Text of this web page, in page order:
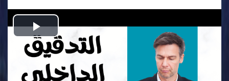
Play
Video